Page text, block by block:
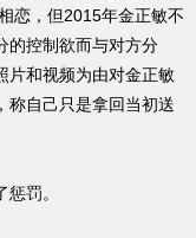
恋，但2015年金正敏不
的控制欲而与对方分
片和视频为由对金正敏
称自己只是拿回当初送
罚。